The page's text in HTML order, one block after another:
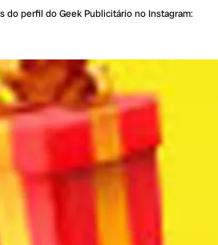
do perfil do Geek Publicitário no Instagram: